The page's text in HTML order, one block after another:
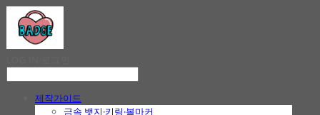
제작가이드
금속 뱃지·키링·볼마커